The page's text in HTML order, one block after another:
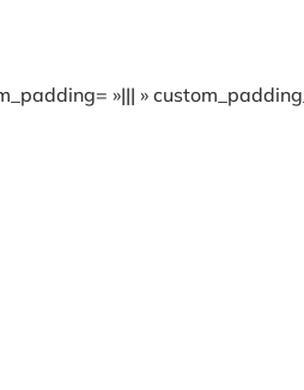
»||| »